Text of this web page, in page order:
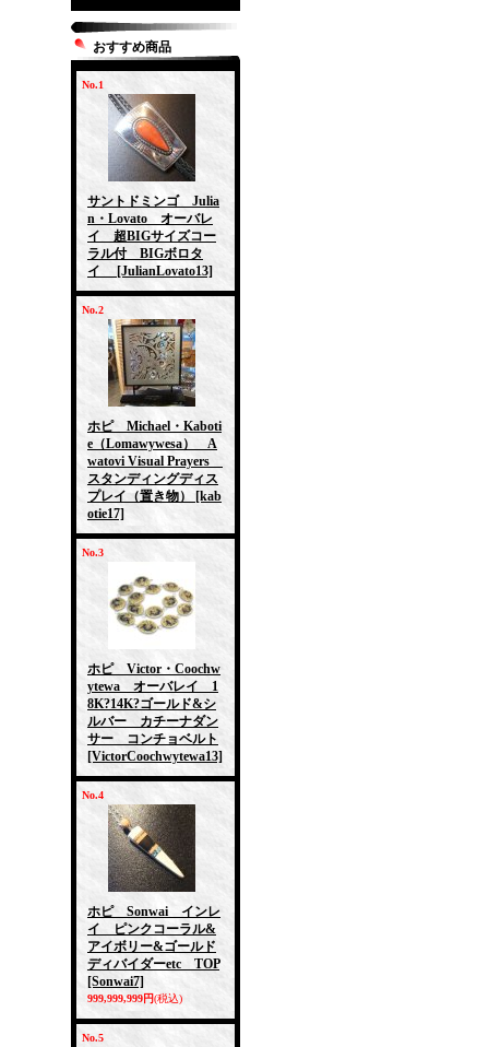
おすすめ商品
No.1
サントドミンゴ Julia
n・Lovato オーバレ
イ 超BIGサイズコー
ラル付 BIGボロタ
イ
[JulianLovato13]
No.2
ホピ Michael・Kaboti
e（Lomawywesa） A
watovi Visual Prayers
スタンディングディス
プレイ（置き物）
[kab
otie17]
No.3
ホピ Victor・Coochw
ytewa オーバレイ 1
8K?14K?ゴールド&シ
ルバー カチーナダン
サー コンチョベルト
[VictorCoochwytewa13]
No.4
ホピ Sonwai インレ
イ ピンクコーラル&
アイボリー&ゴールド
ディバイダーetc TOP
[Sonwai7]
999,999,999円(税込)
No.5